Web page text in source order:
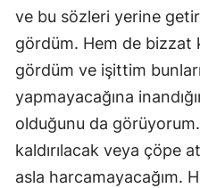
ve bu sözleri yerine
gördüm. Hem de bizzat
gördüm ve işittim
yapmayacağına
olduğunu da
kaldırılacak veya çöpe
asla harcamayacağım.